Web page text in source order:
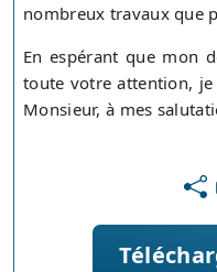
nombreux travaux que
En espérant que mon
toute votre attention, je
Monsieur, à mes